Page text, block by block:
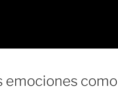
emociones como